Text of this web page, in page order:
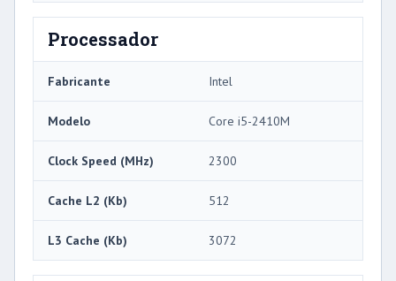
Processador
Fabricante Intel
Modelo Core i5-2410M
Clock Speed ​​(MHz) 2300
Cache L2 (Kb) 512
L3 Cache (Kb) 3072